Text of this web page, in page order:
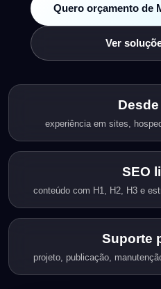
Quero orçamento de
Ver
experiência em sites,
SEO
conteúdo com H1, H2, H3 e
Suporte
projeto, publicação,